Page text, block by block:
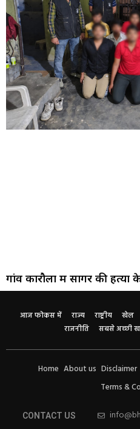
गांव कारौला में सागर की
आज फोकस में राज्य राष्ट्रीय खेल
राजनीति
सबसे अच्छी
Home About us Disclaimer
Terms &
CONTACT US